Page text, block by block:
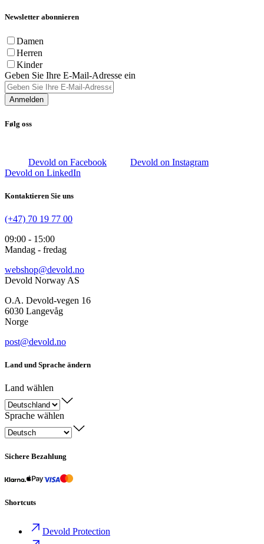
Newsletter abonnieren
Damen
Herren
Kinder
Geben Sie Ihre E-Mail-Adresse ein
Anmelden
Følg oss
Devold on Facebook
Devold on Instagram
Devold on LinkedIn
Kontaktieren Sie uns
(+47) 70 19 77 00
09:00 - 15:00
Mandag - fredag
webshop@devold.no
Devold Norway AS
O.A. Devold-vegen 16
6030 Langevåg
Norge
post@devold.no
Land und Sprache ändern
Land wählen
Sprache wählen
Sichere Bezahlung
Shortcuts
Devold Protection